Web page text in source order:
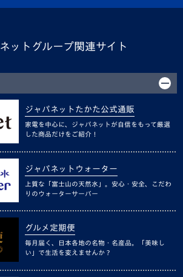
ットグループ関連サイト
ジャパネットたかた公式通販
家電を中心に、ジャパネットが自信をもって厳選
した商品だけをご紹介！
ジャパネットウォーター
上質な「富士山の天然水」。安心・安全、こだわ
りのウォーターサーバー
グルメ定期便
毎月届く、日本各地の名物・名産品。「美味し
い」で生活を変えませんか？